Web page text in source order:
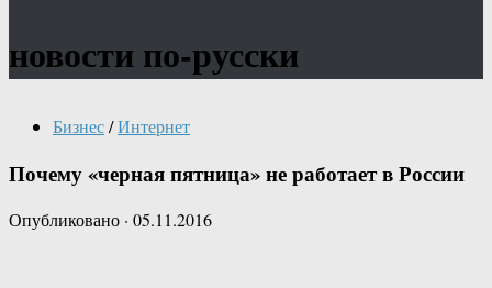
новости по-русски
Бизнес/Интернет
Почему «черная пятница» не работает в России
Опубликовано · 05.11.2016